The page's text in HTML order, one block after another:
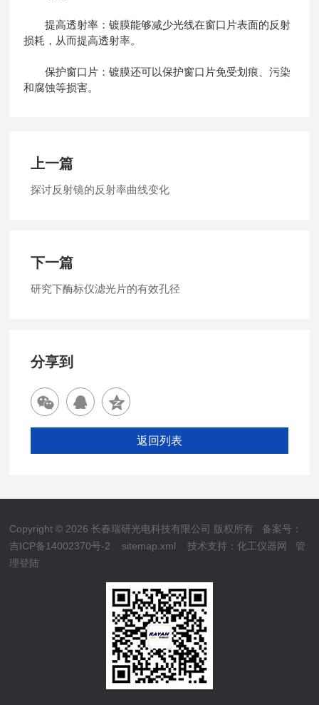
提高透射率：镀膜能够减少光线在窗口片表面的反射
损耗，从而提高透射率。
保护窗口片：镀膜还可以保护窗口片免受划痕、污染
和腐蚀等损害。
上一篇
探讨反射镜的反射率曲线变化
下一篇
研究下酶标仪滤光片的有效孔径
分享到
返回列表
Copyright © 2026 长春瑞研光电科技有限公司 版权所有 备案号：
吉ICP备14002370号-2
sitemap.xml 技术支持：化工仪器网
管
理登陆